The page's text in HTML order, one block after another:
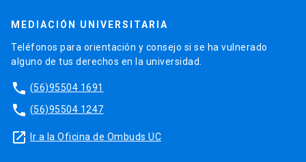
MEDIACIÓN UNIVERSITARIA
Teléfonos para orientación y consejo si se ha vulnerado
alguno de tus derechos en la universidad.
phone (56)95504 1691
phone (56)95504 1247
launch Ir a la Oficina de Ombuds UC